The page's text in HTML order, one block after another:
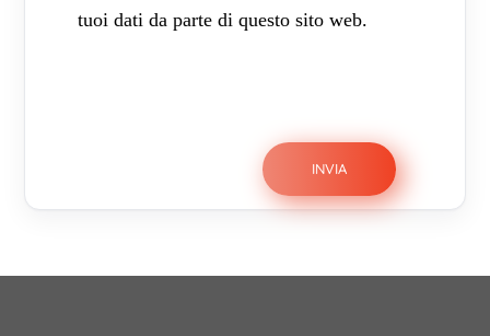
tuoi dati da parte di questo sito web.